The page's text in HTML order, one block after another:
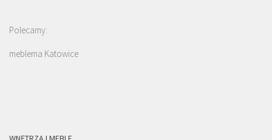
Polecamy:
meblema Katowice